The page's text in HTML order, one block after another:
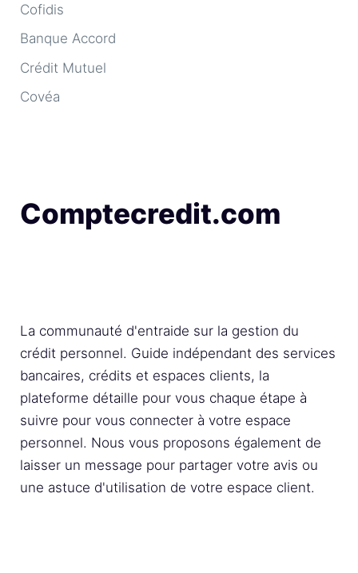
Cofidis
Banque Accord
Crédit Mutuel
Covéa
Comptecredit.com
La communauté d'entraide sur la gestion du
crédit personnel. Guide indépendant des services
bancaires, crédits et espaces clients, la
plateforme détaille pour vous chaque étape à
suivre pour vous connecter à votre espace
personnel. Nous vous proposons également de
laisser un message pour partager votre avis ou
une astuce d'utilisation de votre espace client.